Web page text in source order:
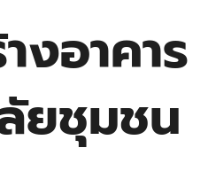
งอาคาร
ยชุมชน